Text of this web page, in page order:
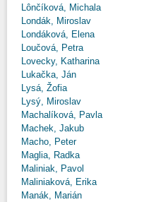
Lônčíková, Michala
Londák, Miroslav
Londáková, Elena
Loučová, Petra
Lovecky, Katharina
Lukačka, Ján
Lysá, Žofia
Lysý, Miroslav
Machalíková, Pavla
Machek, Jakub
Macho, Peter
Maglia, Radka
Maliniak, Pavol
Maliniaková, Erika
Manák, Marián